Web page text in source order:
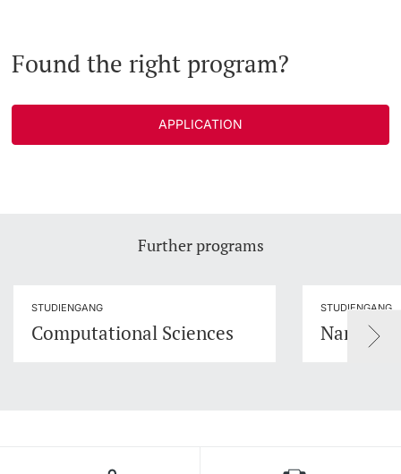
Found the right program?
APPLICATION
Further programs
STUDIENGANG
Computational Sciences
STUDIENGANG